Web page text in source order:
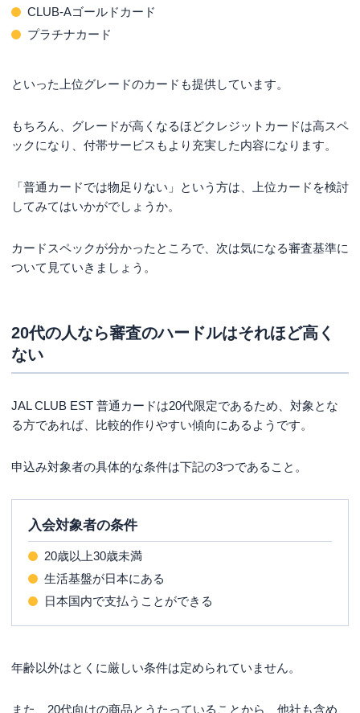
CLUB-Aゴールドカード
プラチナカード
といった上位グレードのカードも提供しています。
もちろん、グレードが高くなるほどクレジットカードは高スペ
ックになり、付帯サービスもより充実した内容になります。
「普通カードでは物足りない」という方は、上位カードを検討
してみてはいかがでしょうか。
カードスペックが分かったところで、次は気になる審査基準に
ついて見ていきましょう。
20代の人なら審査のハードルはそれほど高く
ない
JAL CLUB EST 普通カードは20代限定であるため、対象とな
る方であれば、比較的作りやすい傾向にあるようです。
申込み対象者の具体的な条件は下記の3つであること。
入会対象者の条件
20歳以上30歳未満
生活基盤が日本にある
日本国内で支払うことができる
年齢以外はとくに厳しい条件は定められていません。
また、20代向けの商品とうたっていることから、他社も含め